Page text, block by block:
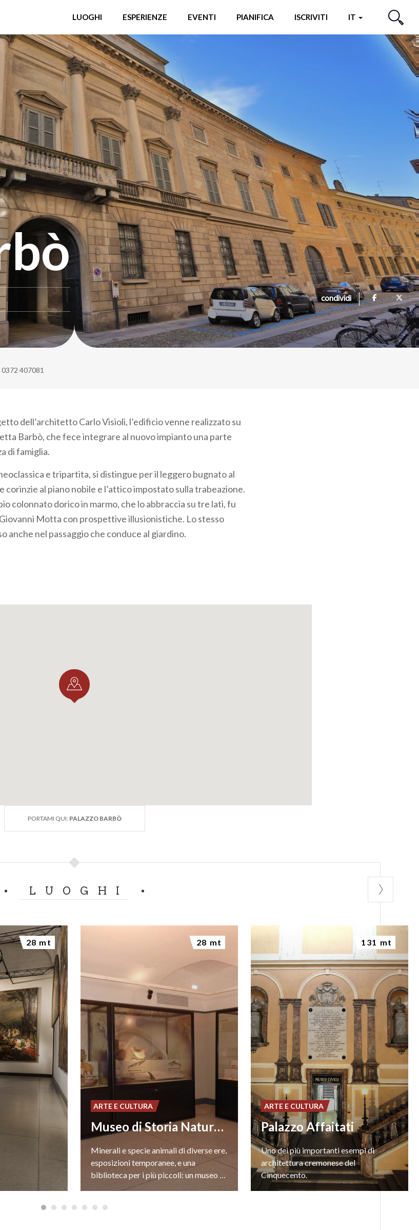
LUOGHI ESPERIENZE EVENTI PIANIFICA ISCRIVITI IT
CERCA
condividi
407081
dell’architetto Carlo Visioli, l’edificio venne realizzato su
Barbò, che fece integrare al nuovo impianto una parte
di famiglia.
e tripartita, si distingue per il leggero bugnato al
corinzie al piano nobile e l’attico impostato sulla trabeazione.
colonnato dorico in marmo, che lo abbraccia su tre lati, fu
Motta con prospettive illusionistiche. Lo stesso
anche nel passaggio che conduce al giardino.
PORTAMI QUI: PALAZZO BARBÒ
LUOGHI
28 mt
Museo di Storia Naturale
Minerali e specie animali di diverse ere,
esposizioni temporanee, e una
biblioteca per i più piccoli: un museo tutto da scoprire.
ARTE E CULTURA
28 mt
Palazzo Affaitati
Uno dei più importanti esempi di
architettura cremonese del
Cinquecento.
ARTE E CULTURA
131 mt